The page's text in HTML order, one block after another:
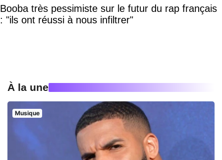
Booba très pessimiste sur le futur du rap français
: "ils ont réussi à nous infiltrer"
À la une
Musique